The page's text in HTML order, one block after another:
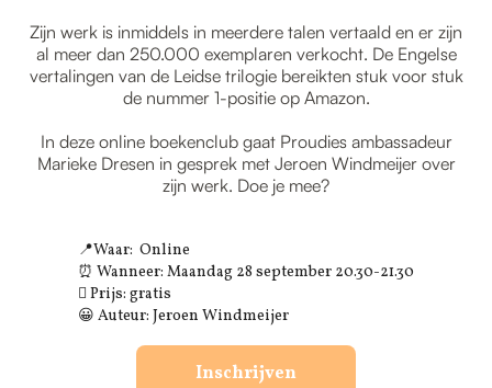
Zijn werk is inmiddels in meerdere talen vertaald en er zijn
al meer dan 250.000 exemplaren verkocht. De Engelse
vertalingen van de Leidse trilogie bereikten stuk voor stuk
de nummer 1-positie op Amazon.
In deze online boekenclub gaat Proudies ambassadeur
Marieke Dresen in gesprek met Jeroen Windmeijer over
zijn werk. Doe je mee?
📍Waar: Online
‍⏰ Wanneer: Maandag 28 september 20.30-21.30
‍🎟 Prijs: gratis
😀 Auteur: Jeroen Windmeijer
Inschrijven